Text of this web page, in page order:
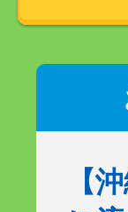
【